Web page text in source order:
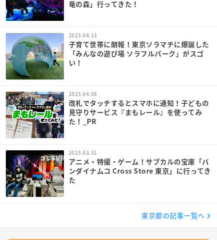
竜の森」行ってきた！
2023.04.13
子育て世帯に朗報！東京ソラマチに爆誕した
「みんなの遊び場 ソラフルパーク」がスゴ
い！
2023.04.06
改札でタッチするとスマホに通知！子どもの
見守りサービス『まもレール』を使ってみ
た！_PR
2023.03.31
アニメ・特撮・ゲーム！サブカルの宝庫「バ
ンダイナムコ Cross Store 東京」に行ってき
た
東京都の記事一覧へ